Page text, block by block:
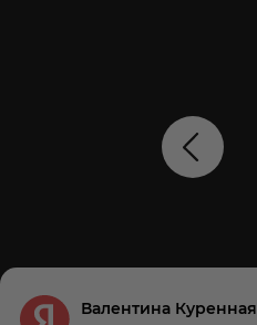
Валентина Куренная